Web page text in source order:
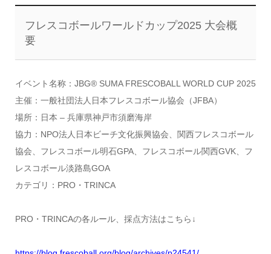
フレスコボールワールドカップ2025 大会概
要
イベント名称：JBG® SUMA FRESCOBALL WORLD CUP 2025
主催：一般社団法人日本フレスコボール協会（JFBA）
場所：日本 – 兵庫県神戸市須磨海岸
協力：NPO法人日本ビーチ文化振興協会、 関西フレスコボール
協会、フレスコボール明石GPA、 フレスコボール関西GVK、フ
レスコボール淡路島GOA
カテゴリ：PRO・TRINCA
PRO・TRINCAの各ルール、採点方法はこちら↓